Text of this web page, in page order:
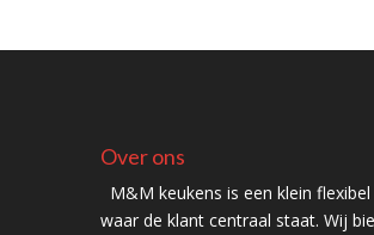
Over ons
M&M keukens is een klein
waar de klant centraal staat. Wij